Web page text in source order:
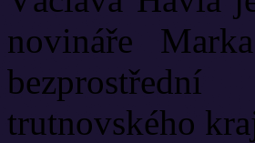
novináře
trutnovského